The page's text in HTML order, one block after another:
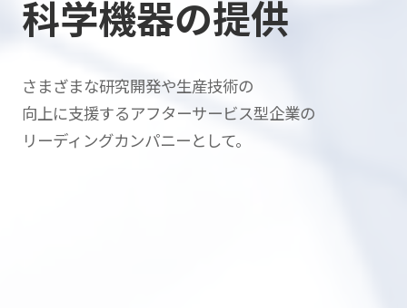
科学機器の提供
さまざまな研究開発や生産技術の
向上に支援するアフターサービス型企業の
リーディングカンパニーとして。